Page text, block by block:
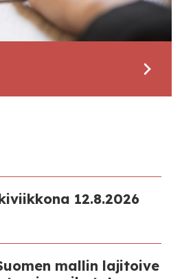
12.8.2026
mallin lajitoive